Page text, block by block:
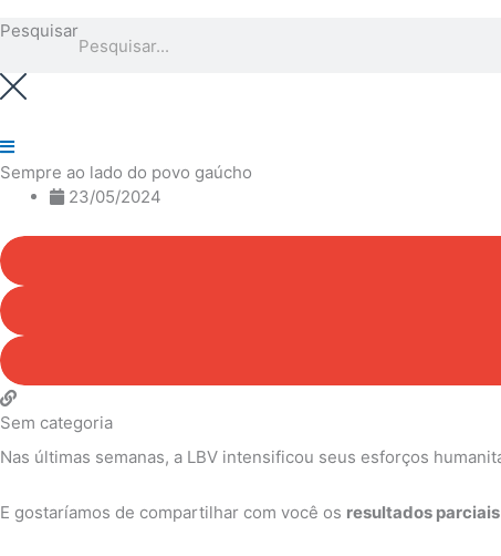
Pesquisar
Sempre ao lado do povo gaúcho
23/05/2024
Sem categoria
Nas últimas semanas, a LBV intensificou seus esforços
E gostaríamos de compartilhar com você os resultados parciais